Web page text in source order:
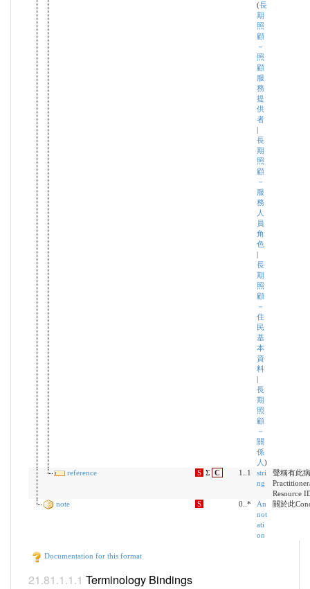
(長
期
照
顧
－
照
顧
服
務
提
供
者
長
期
照
顧
－
服
務
人
員
角
色
長
期
照
顧
－
住
民
基
本
資
料
長
期
照
顧
－
關
係
人 )
reference S Σ C 1..1
stri
ng
聲稱有此
Resource
note
S 0..*
An
not
ati
on
關於此
Documentation for this format
Terminology Bindings